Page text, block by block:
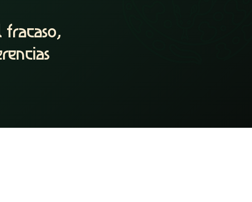
fracaso,